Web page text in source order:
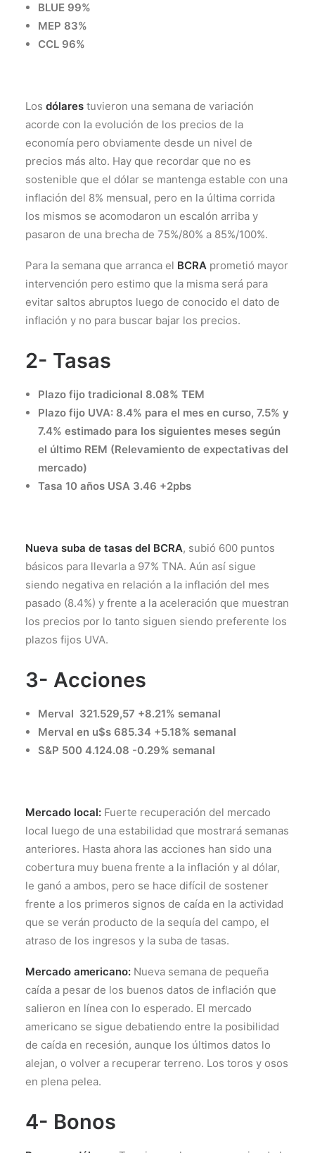
BLUE 99%
MEP 83%
CCL 96%
Los dólares tuvieron una semana de variación
acorde con la evolución de los precios de la
economía pero obviamente desde un nivel de
precios más alto. Hay que recordar que no es
sostenible que el dólar se mantenga estable con una
inflación del 8% mensual, pero en la última corrida
los mismos se acomodaron un escalón arriba y
pasaron de una brecha de 75%/80% a 85%/100%.
Para la semana que arranca el BCRA prometió mayor
intervención pero estimo que la misma será para
evitar saltos abruptos luego de conocido el dato de
inflación y no para buscar bajar los precios.
2- Tasas
Plazo fijo tradicional 8.08% TEM
Plazo fijo UVA: 8.4% para el mes en curso, 7.5% y
7.4% estimado para los siguientes meses según
el último REM (Relevamiento de expectativas del
mercado)
Tasa 10 años USA 3.46 +2pbs
Nueva suba de tasas del BCRA, subió 600 puntos
básicos para llevarla a 97% TNA. Aún así sigue
siendo negativa en relación a la inflación del mes
pasado (8.4%) y frente a la aceleración que muestran
los precios por lo tanto siguen siendo preferente los
plazos fijos UVA.
3- Acciones
Merval 321.529,57 +8.21% semanal
Merval en u$s 685.34 +5.18% semanal
S&P 500 4.124.08 -0.29% semanal
Mercado local: Fuerte recuperación del mercado
local luego de una estabilidad que mostrará semanas
anteriores. Hasta ahora las acciones han sido una
cobertura muy buena frente a la inflación y al dólar,
le ganó a ambos, pero se hace difícil de sostener
frente a los primeros signos de caída en la actividad
que se verán producto de la sequía del campo, el
atraso de los ingresos y la suba de tasas.
Mercado americano: Nueva semana de pequeña
caída a pesar de los buenos datos de inflación que
salieron en línea con lo esperado. El mercado
americano se sigue debatiendo entre la posibilidad
de caída en recesión, aunque los últimos datos lo
alejan, o volver a recuperar terreno. Los toros y osos
en plena pelea.
4- Bonos